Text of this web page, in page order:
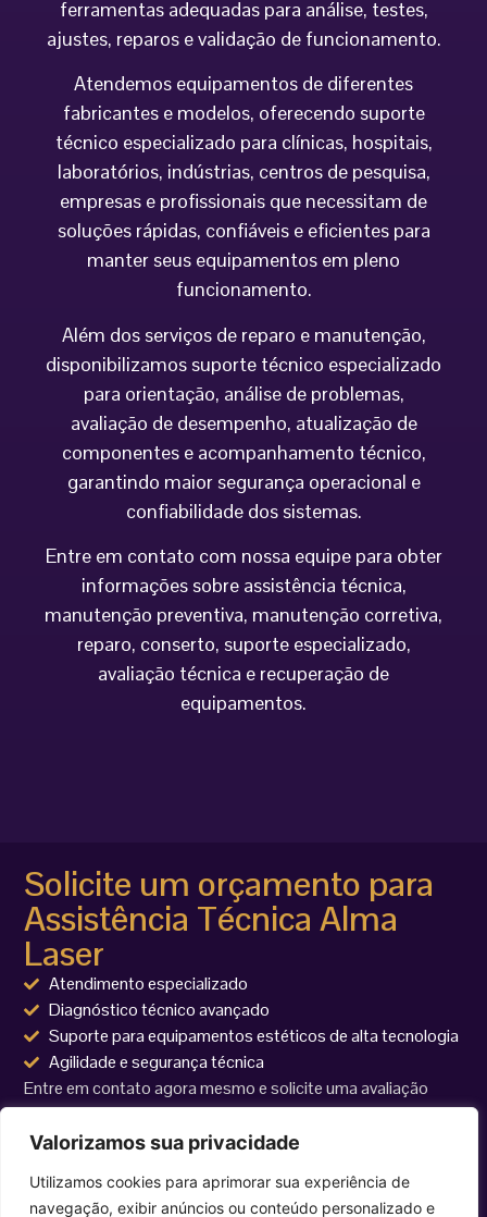
Valorizamos sua privacidade
Utilizamos cookies para aprimorar sua experiência de
navegação, exibir anúncios ou conteúdo personalizado e
ferramentas adequadas para análise, testes,
ajustes, reparos e validação de funcionamento.
Atendemos equipamentos de diferentes
fabricantes e modelos, oferecendo suporte
técnico especializado para clínicas, hospitais,
laboratórios, indústrias, centros de pesquisa,
empresas e profissionais que necessitam de
soluções rápidas, confiáveis e eficientes para
manter seus equipamentos em pleno
funcionamento.
Além dos serviços de reparo e manutenção,
disponibilizamos suporte técnico especializado
para orientação, análise de problemas,
avaliação de desempenho, atualização de
componentes e acompanhamento técnico,
garantindo maior segurança operacional e
confiabilidade dos sistemas.
Entre em contato com nossa equipe para obter
informações sobre assistência técnica,
manutenção preventiva, manutenção corretiva,
reparo, conserto, suporte especializado,
avaliação técnica e recuperação de
equipamentos.
Solicite um orçamento para
Assistência Técnica Alma
Laser
Atendimento especializado
Diagnóstico técnico avançado
Suporte para equipamentos estéticos de alta tecnologia
Agilidade e segurança técnica
Entre em contato agora mesmo e solicite uma avaliação
técnica para seu equipamento Alma Laser.